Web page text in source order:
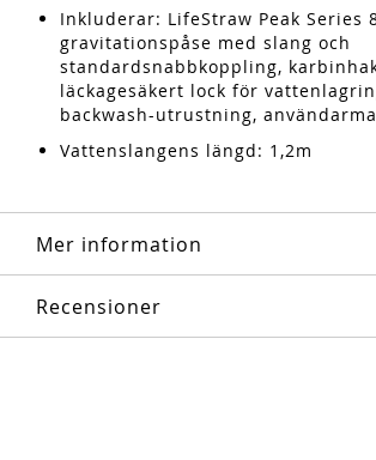
Inkluderar: LifeStraw Peak Series
gravitationspåse med slang och
standardsnabbkoppling,
läckagesäkert lock för
backwash-utrustning,
Vattenslangens längd: 1,2m
Mer information
Recensioner